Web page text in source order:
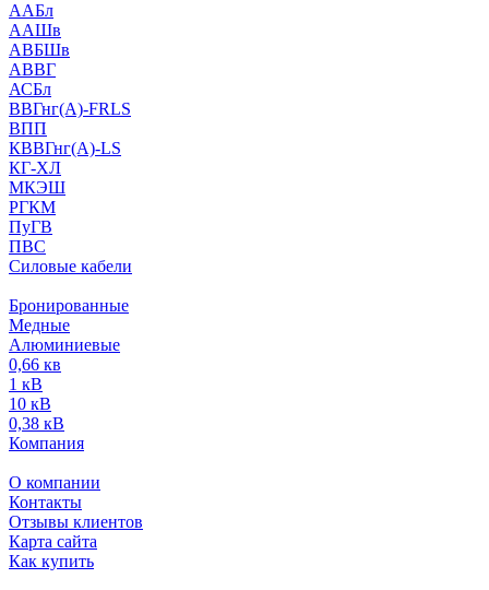
ААБл
ААШв
АВБШв
АВВГ
АСБл
ВВГнг(А)-FRLS
ВПП
КВВГнг(А)-LS
КГ-ХЛ
МКЭШ
РГКМ
ПуГВ
ПВС
Силовые кабели
Бронированные
Медные
Алюминиевые
0,66 кв
1 кВ
10 кВ
0,38 кВ
Компания
О компании
Контакты
Отзывы клиентов
Карта сайта
Как купить